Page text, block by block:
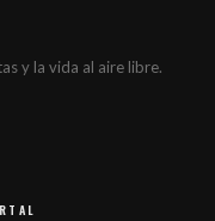
y la vida al aire libre.